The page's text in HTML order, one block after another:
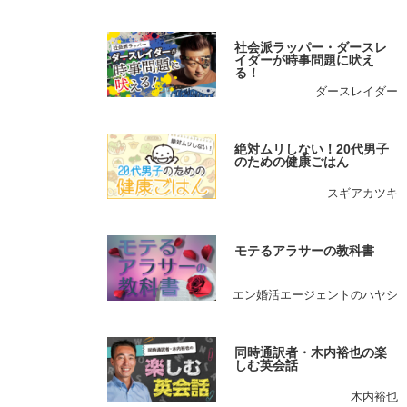
社会派ラッパー・ダースレ
イダーが時事問題に吠え
る！
ダースレイダー
絶対ムリしない！20代男子
のための健康ごはん
スギアカツキ
モテるアラサーの教科書
エン婚活エージェントのハヤシ
同時通訳者・木内裕也の楽
しむ英会話
木内裕也